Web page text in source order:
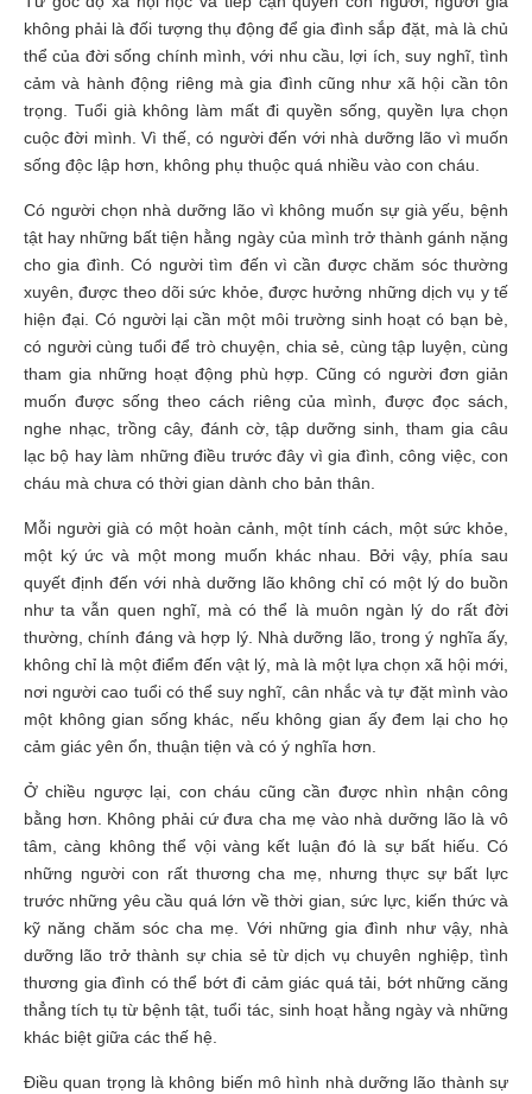
không phải là đối tượng thụ động để gia đình sắp đặt, mà là chủ
thể của đời sống chính mình, với nhu cầu, lợi ích, suy nghĩ, tình
cảm và hành động riêng mà gia đình cũng như xã hội cần tôn
trọng. Tuổi già không làm mất đi quyền sống, quyền lựa chọn
cuộc đời mình. Vì thế, có người đến với nhà dưỡng lão vì muốn
sống độc lập hơn, không phụ thuộc quá nhiều vào con cháu.
Có người chọn nhà dưỡng lão vì không muốn sự già yếu, bệnh
tật hay những bất tiện hằng ngày của mình trở thành gánh nặng
cho gia đình. Có người tìm đến vì cần được chăm sóc thường
xuyên, được theo dõi sức khỏe, được hưởng những dịch vụ y tế
hiện đại. Có người lại cần một môi trường sinh hoạt có bạn bè,
có người cùng tuổi để trò chuyện, chia sẻ, cùng tập luyện, cùng
tham gia những hoạt động phù hợp. Cũng có người đơn giản
muốn được sống theo cách riêng của mình, được đọc sách,
nghe nhạc, trồng cây, đánh cờ, tập dưỡng sinh, tham gia câu
lạc bộ hay làm những điều trước đây vì gia đình, công việc, con
cháu mà chưa có thời gian dành cho bản thân.
Mỗi người già có một hoàn cảnh, một tính cách, một sức khỏe,
một ký ức và một mong muốn khác nhau. Bởi vậy, phía sau
quyết định đến với nhà dưỡng lão không chỉ có một lý do buồn
như ta vẫn quen nghĩ, mà có thể là muôn ngàn lý do rất đời
thường, chính đáng và hợp lý. Nhà dưỡng lão, trong ý nghĩa ấy,
không chỉ là một điểm đến vật lý, mà là một lựa chọn xã hội mới,
nơi người cao tuổi có thể suy nghĩ, cân nhắc và tự đặt mình vào
một không gian sống khác, nếu không gian ấy đem lại cho họ
cảm giác yên ổn, thuận tiện và có ý nghĩa hơn.
Ở chiều ngược lại, con cháu cũng cần được nhìn nhận công
bằng hơn. Không phải cứ đưa cha mẹ vào nhà dưỡng lão là vô
tâm, càng không thể vội vàng kết luận đó là sự bất hiếu. Có
những người con rất thương cha mẹ, nhưng thực sự bất lực
trước những yêu cầu quá lớn về thời gian, sức lực, kiến thức và
kỹ năng chăm sóc cha mẹ. Với những gia đình như vậy, nhà
dưỡng lão trở thành sự chia sẻ từ dịch vụ chuyên nghiệp, tình
thương gia đình có thể bớt đi cảm giác quá tải, bớt những căng
thẳng tích tụ từ bệnh tật, tuổi tác, sinh hoạt hằng ngày và những
khác biệt giữa các thế hệ.
Điều quan trọng là không biến mô hình nhà dưỡng lão thành sự